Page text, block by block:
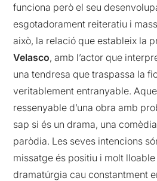
funciona però el seu
esgotadorament reiteratiu i
això, la relació que estableix la
Velasco, amb l’actor que
una tendresa que traspassa la
veritablement entranyable.
ressenyable d’una obra amb
sap si és un drama, una
paròdia. Les seves intencions
missatge és positiu i molt
dramatúrgia cau constantment